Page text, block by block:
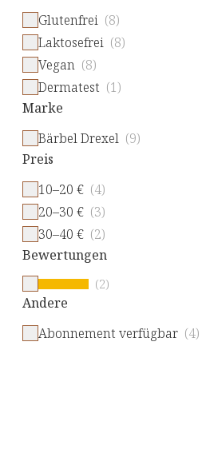
Glutenfrei (8)
Laktosefrei (8)
Vegan (8)
Dermatest (1)
Marke
Bärbel Drexel (9)
Preis
10–20 € (4)
20–30 € (3)
30–40 € (2)
Bewertungen
(2)
Andere
Abonnement verfügbar (4)